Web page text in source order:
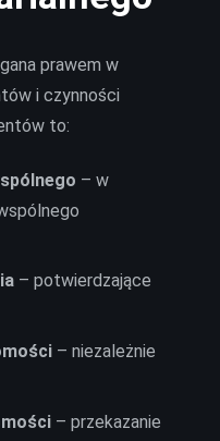
prawem w
i czynności
to:
– w
– potwierdzające
– niezależnie
– przekazanie